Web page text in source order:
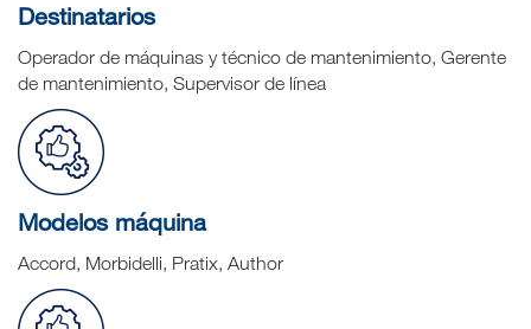
Destinatarios
Operador de máquinas y técnico de mantenimiento, Gerente
de mantenimiento, Supervisor de línea
Modelos máquina
Accord, Morbidelli, Pratix, Author